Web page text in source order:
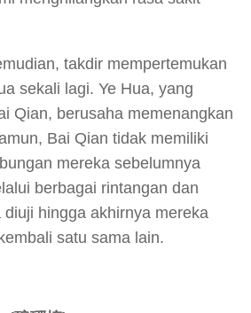
takdir mempertemukan
sekali lagi. Ye Hua, yang
Qian, berusaha memenangkan
Bai Qian tidak memiliki
mereka sebelumnya
berbagai rintangan dan
hingga akhirnya mereka
satu sama lain.